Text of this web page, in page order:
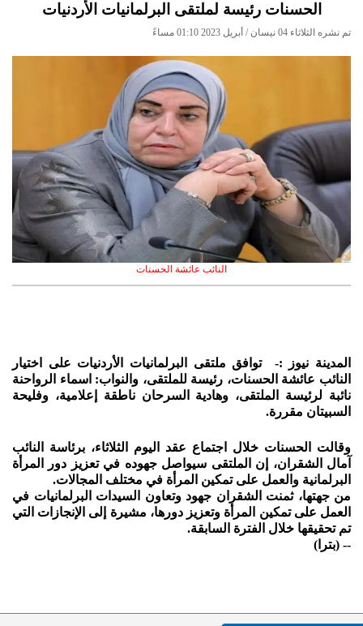
الحسنات رئيسة لملتقى البرلمانيات الأردنيات
تم نشره الثلاثاء 04 نيسان / أبريل 2023 01:10 مساءً
النائب عائشة الحسنات
المدينة نيوز :- توافق ملتقى البرلمانيات الأردنيات على اختيار
النائب عائشة الحسنات، رئيسة للملتقى، والنواب: اسماء الرواحنة
نائبة لرئيسة الملتقى، وهادية السرحان ناطقة إعلامية، وفليحة
السبيتان مقررة.
وقالت الحسنات خلال اجتماع عقد اليوم الثلاثاء، برئاسة النائب
آمال الشقران، إن الملتقى سيواصل جهوده في تعزيز دور المرأة
البرلمانية والعمل على تمكين المرأة في مختلف المجالات.
من جهتها، ثمنت الشقران جهود وتعاون السيدات البرلمانيات في
العمل على تمكين المرأة وتعزيز دورها، مشيرة إلى الإنجازات التي
تم تحقيقها خلال الفترة السابقة.
-- (بترا)